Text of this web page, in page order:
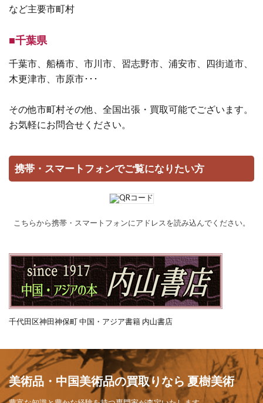
など主要市町村
■千葉県
千葉市、船橋市、市川市、習志野市、浦安市、四街道市、
木更津市、市原市･･･
その他市町村その他、全国出張・買取可能でございます。
お気軽にお問合せください。
携帯・スマートフォンでご覧になりたい方
こちらから携帯・スマートフォンにアドレスを読み込んでください。
千代田区神田神保町 中国・アジア書籍 内山書店
美術品・中国美術品の買取りなら 夏樹美術